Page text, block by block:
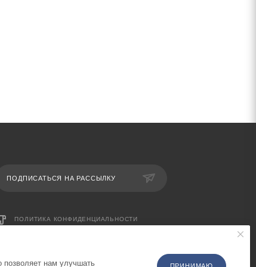
ПОДПИСАТЬСЯ НА РАССЫЛКУ
ПОЛИТИКА КОНФИДЕНЦИАЛЬНОСТИ
нам улучшать ПРИНИМАЮ